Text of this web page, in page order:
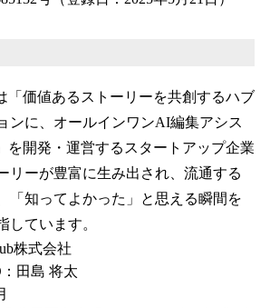
「価値あるストーリーを共創するハブ
ンに、オールインワンAI編集アシス
を開発・運営するスタートアップ企業
リーが豊富に生み出され、流通する
「知ってよかった」と思える瞬間を
しています。
株式会社
田島 将太